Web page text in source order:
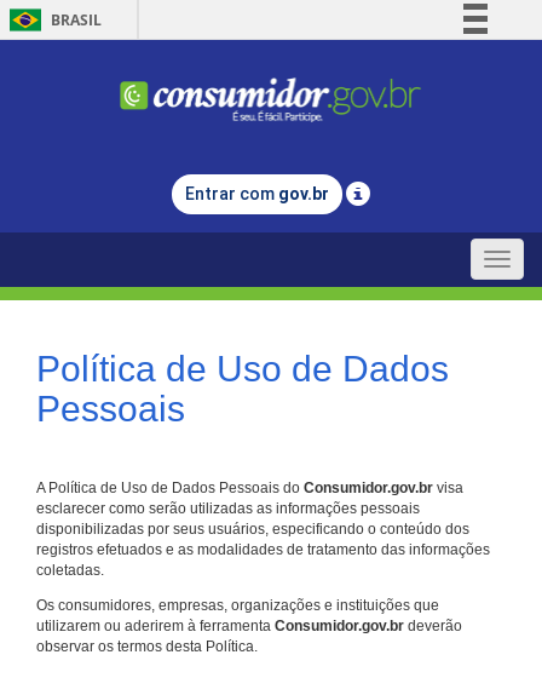
BRASIL
Comunica BR
Legislação
Entrar com gov.br
Toggle
Política de Uso de Dados
Pessoais
A Política de Uso de Dados Pessoais do Consumidor.gov.br visa
esclarecer como serão utilizadas as informações pessoais
disponibilizadas por seus usuários, especificando o conteúdo dos
registros efetuados e as modalidades de tratamento das informações
coletadas.
Os consumidores, empresas, organizações e instituições que
utilizarem ou aderirem à ferramenta Consumidor.gov.br deverão
observar os termos desta Política.